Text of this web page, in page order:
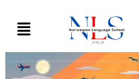
content
Menu